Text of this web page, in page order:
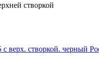
створкой
створкой. черный